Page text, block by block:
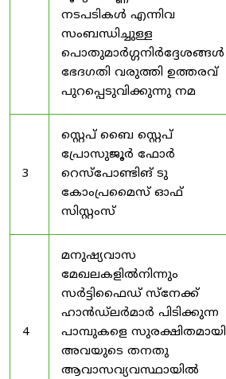
നടപടികൾ എന്നിവ
സംബന്ധിച്ചുള്ള
പൊതുമാർഗ്ഗനിർദ്ദേശങ്ങൾ
ഭേദഗതി വരുത്തി ഉത്തരവ്
പുറപ്പെടുവിക്കുന്നു നമ
3
സ്റ്റെപ് ബൈ സ്റ്റെപ്
പ്രോസുജൂർ ഫോർ
റെസ്‌പോണ്ടിങ് ടു
കോംപ്രമൈസ് ഓഫ്
സിസ്റ്റംസ്
4
മനുഷ്യവാസ
മേഖലകളിൽനിന്നും
സർട്ടിഫൈഡ് സ്നേക്ക്
ഹാൻഡ്‌ലർമാർ പിടിക്കുന്ന
പാമ്പുകളെ സുരക്ഷിതമായി
അവയുടെ തനതു
ആവാസവ്യവസ്ഥായിൽ